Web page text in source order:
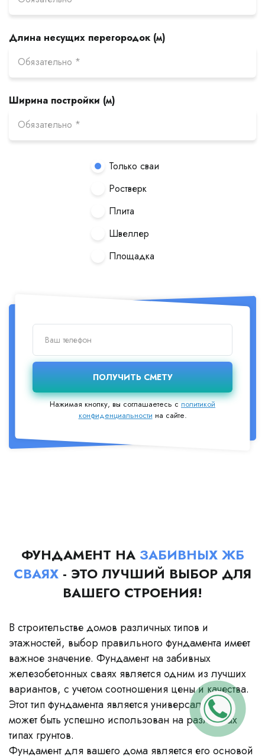
Длина несущих перегородок (м)
Ширина постройки (м)
Только сваи
Ростверк
Плита
Швеллер
Площадка
Нажимая кнопку, вы соглашаетесь сполитикой
конфиденциальности на сайте.
ФУНДАМЕНТ НА ЗАБИВНЫХ ЖБ
СВАЯХ - ЭТО ЛУЧШИЙ ВЫБОР ДЛЯ
ВАШЕГО СТРОЕНИЯ!
В строительстве домов различных типов и
этажностей, выбор правильного фундамента имеет
важное значение. Фундамент на забивных
железобетонных сваях является одним из лучших
вариантов, с учетом соотношения цены и качества.
Этот тип фундамента является универсальным и
может быть успешно использован на различных
типах грунтов.
Фундамент для вашего дома является его основой